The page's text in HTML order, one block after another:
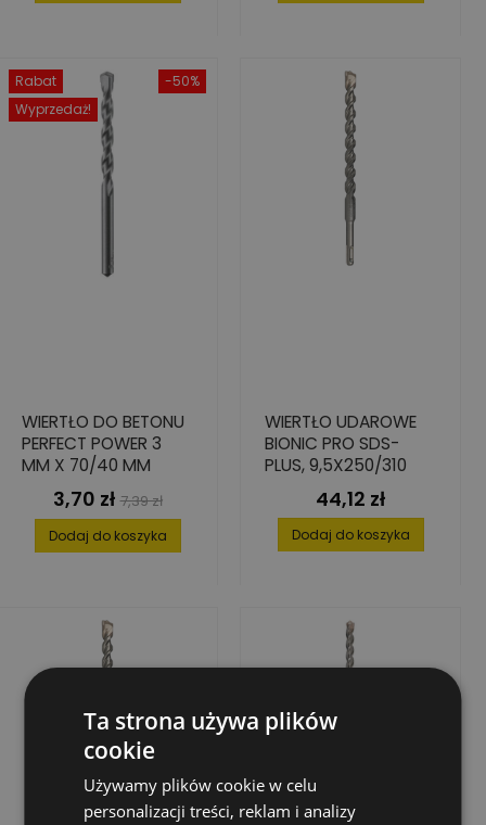
-50%
Rabat
Wyprzedaż!
WIERTŁO DO BETONU
PERFECT POWER 3
MM X 70/40 MM
Cena
3,70 zł Cena
podstawowa
7,39 zł
Dodaj do koszyka
WIERTŁO UDAROWE
BIONIC PRO SDS-
PLUS, 9,5X250/310
Cena
44,12 zł
Dodaj do koszyka
Ta strona używa plików
cookie
Używamy plików cookie w celu
personalizacji treści, reklam i analizy